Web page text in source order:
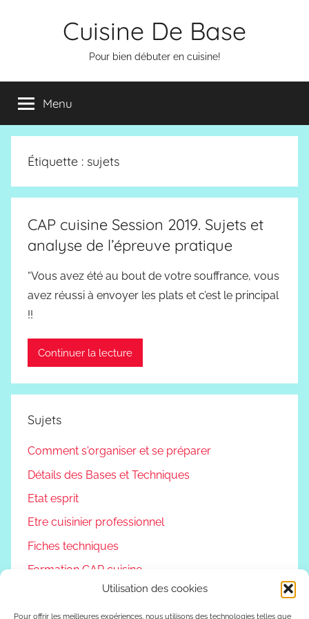
Utilisation des cookies
Pour offrir les meilleures expériences, nous utilisons des technologies telles que
Cuisine De Base
Pour bien débuter en cuisine!
Menu
Étiquette : sujets
CAP cuisine Session 2019. Sujets et
analyse de l’épreuve pratique
“Vous avez été au bout de votre souffrance, vous
avez réussi à envoyer les plats et c’est le principal
!!
Continuer la lecture
Sujets
Comment s'organiser et se préparer
Détails des Bases et Techniques
Etat esprit
Etre cuisinier professionnel
Fiches techniques
Formation CAP cuisine